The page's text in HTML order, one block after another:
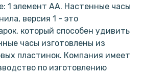
1 элемент АА. Настенные часы
версия 1 - это
который способен удивить
часы изготовлены из
пластинок. Компания имеет
по изготовлению